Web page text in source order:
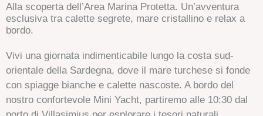
Alla scoperta dell’Area Marina Protetta. Un’avventura
esclusiva tra calette segrete, mare cristallino e relax a
bordo.
Vivi una giornata indimenticabile lungo la costa sud-
orientale della Sardegna, dove il mare turchese si fonde
con spiagge bianche e calette nascoste. A bordo del
nostro confortevole Mini Yacht, partiremo alle 10:30 dal